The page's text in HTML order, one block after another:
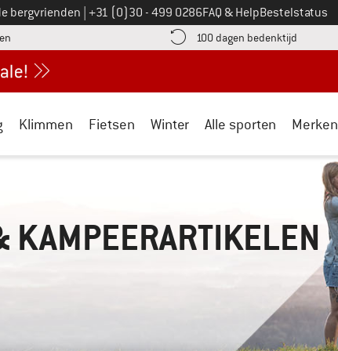
bergvrienden Bel ons op
+31 (0)30 - 499 0286FAQ & HelpBestelstatus
vind de betalingsinformatie hier! Opent in een infovak
100 dagen bedenktijd Vind
Klimmen Fietsen Winter Alle sporten Merken
KAMPEERARTIKELEN